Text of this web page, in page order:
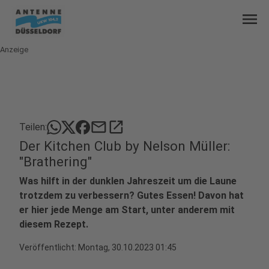
menu
Anzeige
Teilen: mailopen_in_new
Der Kitchen Club by Nelson Müller:
"Brathering"
Was hilft in der dunklen Jahreszeit um die Laune
trotzdem zu verbessern? Gutes Essen! Davon hat
er hier jede Menge am Start, unter anderem mit
diesem Rezept.
Veröffentlicht: Montag, 30.10.2023 01:45